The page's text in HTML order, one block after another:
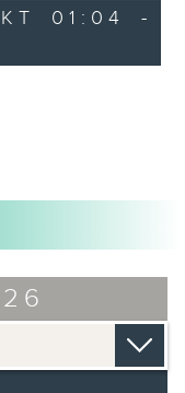
01:04 -